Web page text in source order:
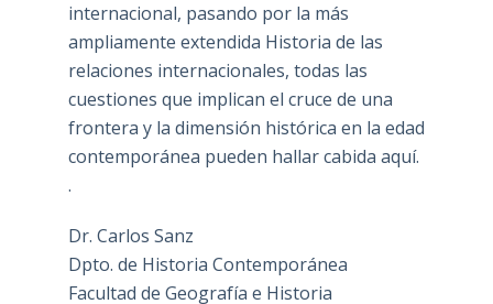
internacional, pasando por la más
ampliamente extendida Historia de las
relaciones internacionales, todas las
cuestiones que implican el cruce de una
frontera y la dimensión histórica en la edad
contemporánea pueden hallar cabida aquí.
.
Dr. Carlos Sanz
Dpto. de Historia Contemporánea
Facultad de Geografía e Historia